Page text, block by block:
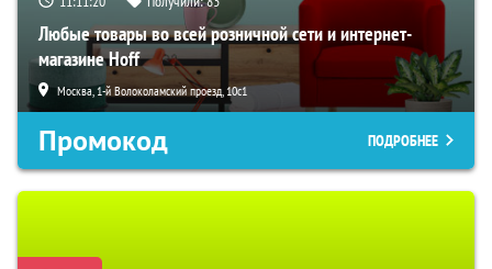
Любые товары во всей розничной сети и интернет-
магазине Hoff
Москва, 1-й Волоколамский проезд, 10с1
Промокод ПОДРОБНЕЕ